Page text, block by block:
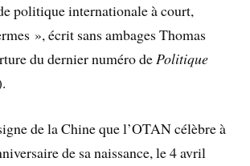
politique internationale à court,
», écrit sans ambages Thomas
du dernier numéro dePolitique
de la Chine que l’OTAN célèbre à
de sa naissance, le 4 avril